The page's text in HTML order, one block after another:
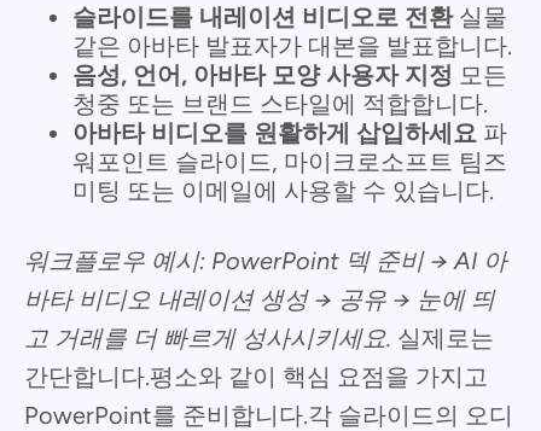
슬라이드를 내레이션 비디오로 전환실물
같은 아바타 발표자가 대본을 발표합니다.
음성, 언어, 아바타 모양 사용자 지정 모든
청중 또는 브랜드 스타일에 적합합니다.
아바타 비디오를 원활하게 삽입하세요 파
워포인트 슬라이드, 마이크로소프트 팀즈
미팅 또는 이메일에 사용할 수 있습니다.
워크플로우 예시: PowerPoint 덱 준비 → AI 아
바타 비디오 내레이션 생성 → 공유 → 눈에 띄
고 거래를 더 빠르게 성사시키세요. 실제로는
간단합니다.평소와 같이 핵심 요점을 가지고
PowerPoint를 준비합니다.각 슬라이드의 오디